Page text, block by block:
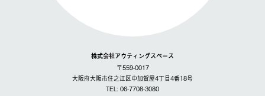
株式会社アウティングスペース
〒559-0017
大阪府大阪市住之江区中加賀屋4丁目4番18号
TEL: 06-7708-3080